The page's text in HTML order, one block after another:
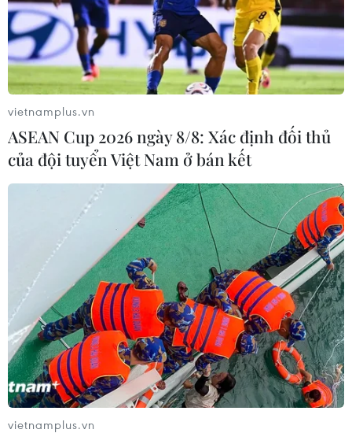
Theo nghiên cứu của Viện Coral Vivo Brazil, các rạn san
hô ngoài khơi và ở các đảo trên vùng biển Đại Tây
Dương của Brazil đang bị đe dọa nghiêm trọng do trình
trạng Trái Đất nóng lên.
vietnamplus.vn
ASEAN Cup 2026 ngày 8/8: Xác định đối thủ
của đội tuyển Việt Nam ở bán kết
vietnamplus.vn